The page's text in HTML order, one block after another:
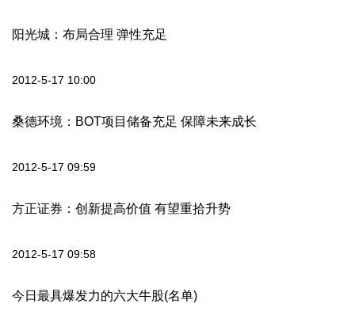
阳光城：布局合理 弹性充足
2012-5-17 10:00
桑德环境：BOT项目储备充足 保障未来成长
2012-5-17 09:59
方正证券：创新提高价值 有望重拾升势
2012-5-17 09:58
今日最具爆发力的六大牛股(名单)